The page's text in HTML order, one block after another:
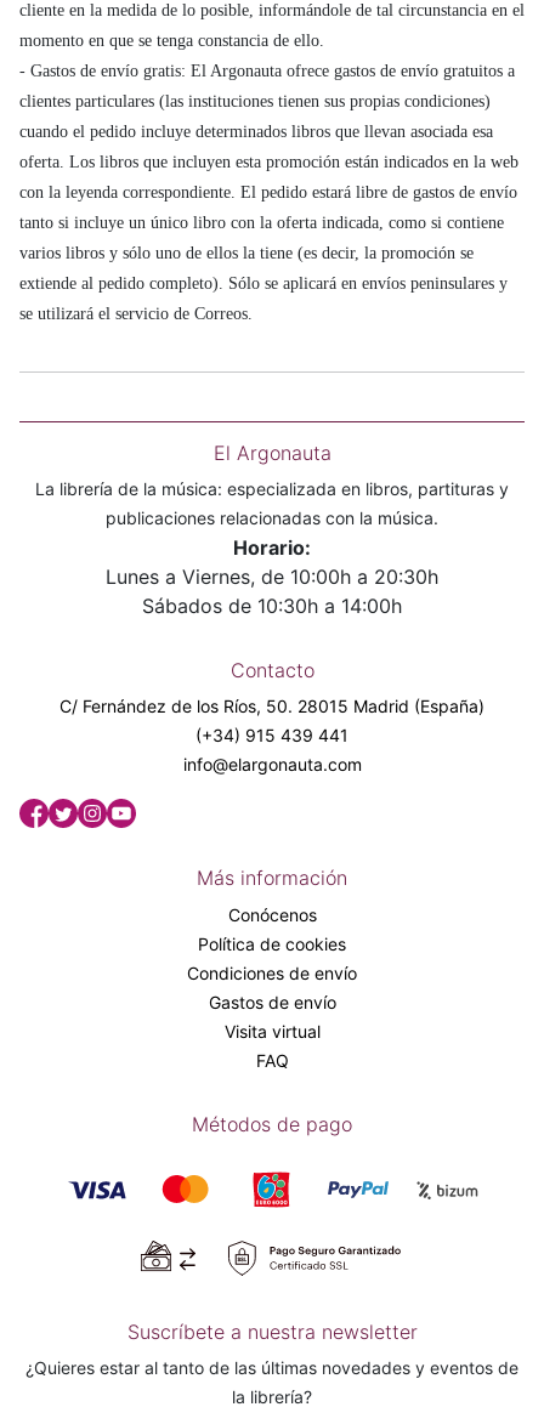
cliente en la medida de lo posible, informándole de tal circunstancia en el
momento en que se tenga constancia de ello.
- Gastos de envío gratis: El Argonauta ofrece gastos de envío gratuitos a
clientes particulares (las instituciones tienen sus propias condiciones)
cuando el pedido incluye determinados libros que llevan asociada esa
oferta. Los libros que incluyen esta promoción están indicados en la web
con la leyenda correspondiente. El pedido estará libre de gastos de envío
tanto si incluye un único libro con la oferta indicada, como si contiene
varios libros y sólo uno de ellos la tiene (es decir, la promoción se
extiende al pedido completo). Sólo se aplicará en envíos peninsulares y
se utilizará el servicio de Correos.
El Argonauta
La librería de la música: especializada en libros, partituras y
publicaciones relacionadas con la música.
Horario:
Lunes a Viernes, de 10:00h a 20:30h
Sábados de 10:30h a 14:00h
Contacto
C/ Fernández de los Ríos, 50. 28015 Madrid (España)
(+34) 915 439 441
info@elargonauta.com
Más información
Conócenos
Política de cookies
Condiciones de envío
Gastos de envío
Visita virtual
FAQ
Métodos de pago
Suscríbete a nuestra newsletter
¿Quieres estar al tanto de las últimas novedades y eventos de
la librería?